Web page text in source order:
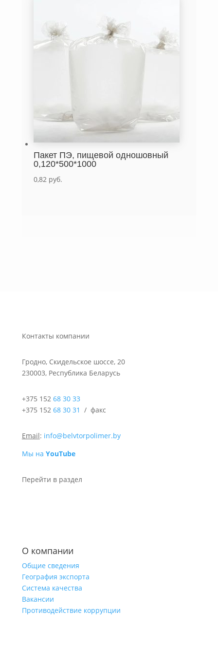
Пакет ПЭ, пищевой одношовный
0,120*500*1000
0,82 руб.
Контакты компании
Гродно, Скидельское шоссе, 20
230003, Республика Беларусь
+375 152 68 30 33
+375 152 68 30 31 / факс
Email: info@belvtorpolimer.by
Мы на YouTube
Перейти в раздел
О компании
Общие сведения
География экспорта
Система качества
Вакансии
Противодействие коррупции